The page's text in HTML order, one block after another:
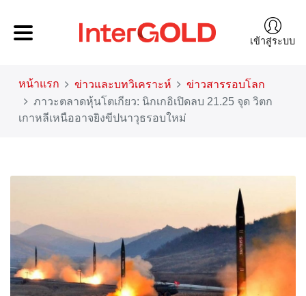
เข้าสู่ระบบ
หน้าแรก ข่าวและบทวิเคราะห์
ข่าวสารรอบโลก
ภาวะตลาดหุ้นโตเกียว: นิกเกอิเปิดลบ 21.25 จุด วิตก
เกาหลีเหนืออาจยิงขีปนาวุธรอบใหม่